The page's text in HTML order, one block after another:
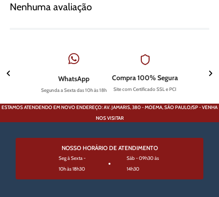
Nenhuma avaliação
WhatsApp
Segunda a Sexta das 10h às 18h
Compra 100% Segura
Site com Certificado SSL e PCI
ESTAMOS ATENDENDO EM NOVO ENDEREÇO: AV. JAMARIS, 380 - MOEMA, SÃO PAULO/SP - VENHA
NOS VISITAR
NOSSO HORÁRIO DE ATENDIMENTO
Seg à Sexta -
10h às 18h30
Sáb - 09h30 às
14h30